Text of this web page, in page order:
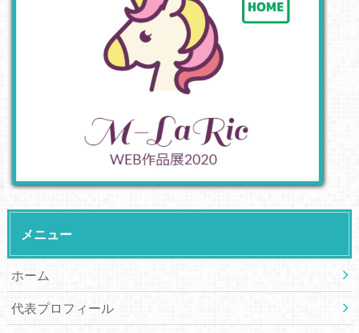
メニュー
ホーム
代表プロフィール